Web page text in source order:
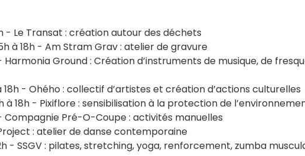
- Le Transat : création autour des déchets
à 18h - Am Stram Grav : atelier de gravure
- Harmonia Ground : Création d’instruments de musique, de
18h - Ohého : collectif d’artistes et création d’actions culturelles
à 18h - Pixiflore : sensibilisation à la protection de
- Compagnie Pré-O-Coupe : activités manuelles
: atelier de danse contemporaine
- SSGV : pilates, stretching, yoga, renforcement, zumba